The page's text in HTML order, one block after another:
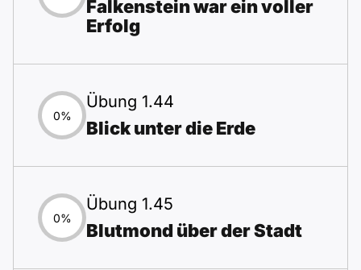
Falkenstein war ein voller
Erfolg
0%
Übung 1.44
Blick unter die Erde
0%
Übung 1.45
Blutmond über der Stadt